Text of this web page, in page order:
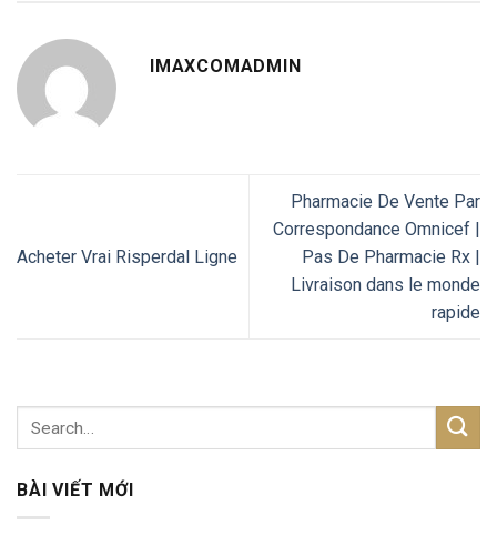
IMAXCOMADMIN
Acheter Vrai Risperdal Ligne
Pharmacie De Vente Par
Correspondance Omnicef |
Pas De Pharmacie Rx |
Livraison dans le monde
rapide
BÀI VIẾT MỚI